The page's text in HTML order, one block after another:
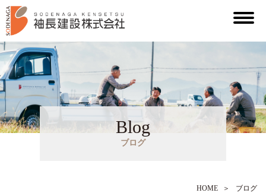
Blog
ブログ
HOME ＞ ブログ